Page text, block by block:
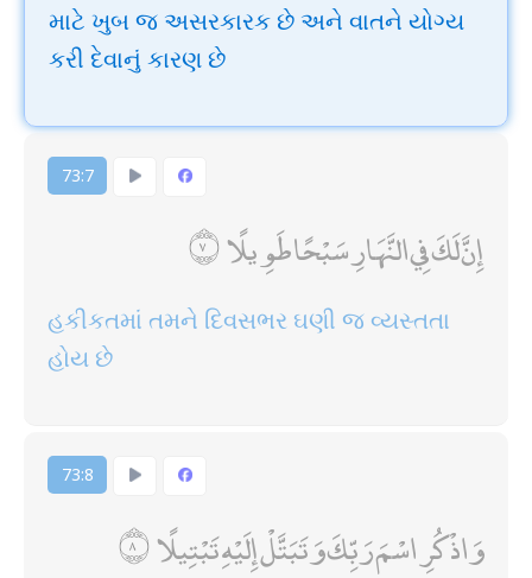
માટે ખુબ જ અસરકારક છે અને વાતને યોગ્ય
કરી દેવાનું કારણ છે
73:7
إِنَّ لَكَ فِي النَّهَارِ سَبْحًا طَوِيلًا
હકીકતમાં તમને દિવસભર ઘણી જ વ્યસ્તતા
હોય છે
73:8
وَاذْكُرِ اسْمَ رَبِّكَ وَتَبَتَّلْ إِلَيْهِ تَبْتِيلًا